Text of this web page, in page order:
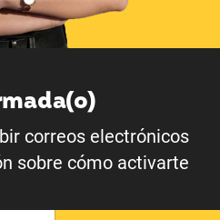
correos electrónicos
sobre cómo activarte